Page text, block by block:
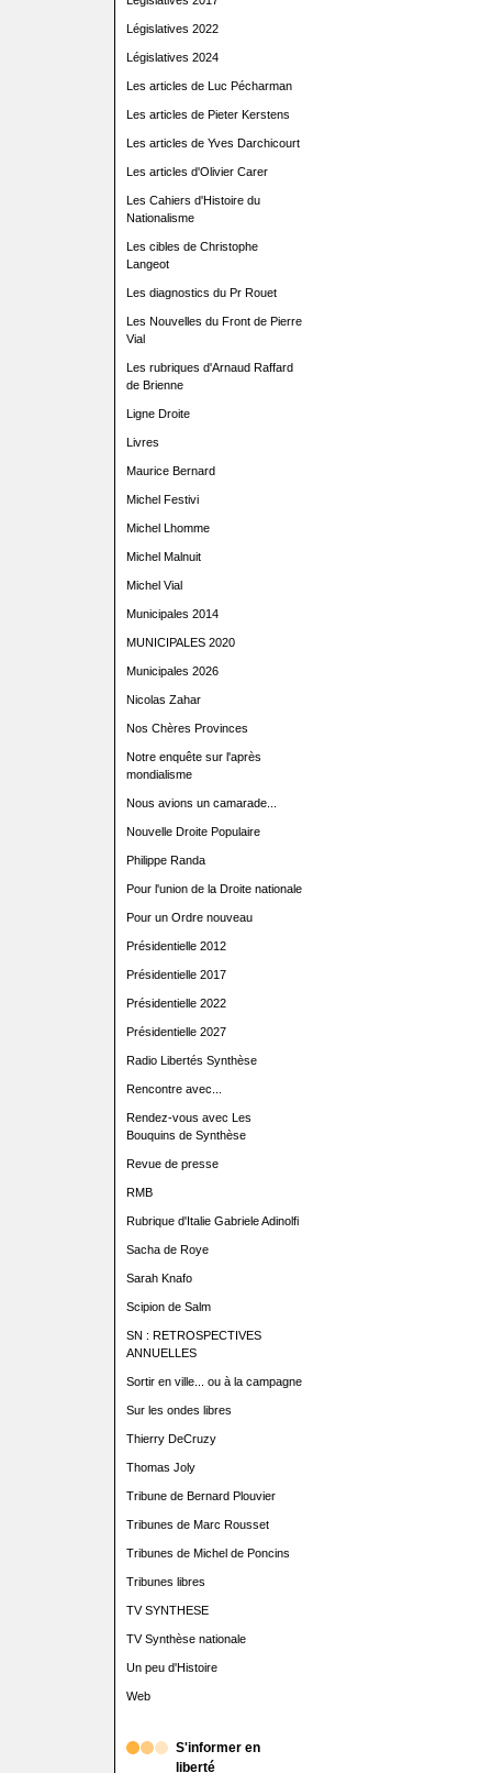
Législatives 2022
Législatives 2024
Les articles de Luc Pécharman
Les articles de Pieter Kerstens
Les articles de Yves Darchicourt
Les articles d'Olivier Carer
Les Cahiers d'Histoire du
Nationalisme
Les cibles de Christophe
Langeot
Les diagnostics du Pr Rouet
Les Nouvelles du Front de Pierre
Vial
Les rubriques d'Arnaud Raffard
de Brienne
Ligne Droite
Livres
Maurice Bernard
Michel Festivi
Michel Lhomme
Michel Malnuit
Michel Vial
Municipales 2014
MUNICIPALES 2020
Municipales 2026
Nicolas Zahar
Nos Chères Provinces
Notre enquête sur l'après
mondialisme
Nous avions un camarade...
Nouvelle Droite Populaire
Philippe Randa
Pour l'union de la Droite nationale
Pour un Ordre nouveau
Présidentielle 2012
Présidentielle 2017
Présidentielle 2022
Présidentielle 2027
Radio Libertés Synthèse
Rencontre avec...
Rendez-vous avec Les
Bouquins de Synthèse
Revue de presse
RMB
Rubrique d'Italie Gabriele Adinolfi
Sacha de Roye
Sarah Knafo
Scipion de Salm
SN : RETROSPECTIVES
ANNUELLES
Sortir en ville... ou à la campagne
Sur les ondes libres
Thierry DeCruzy
Thomas Joly
Tribune de Bernard Plouvier
Tribunes de Marc Rousset
Tribunes de Michel de Poncins
Tribunes libres
TV SYNTHESE
TV Synthèse nationale
Un peu d'Histoire
Web
S'informer en
liberté